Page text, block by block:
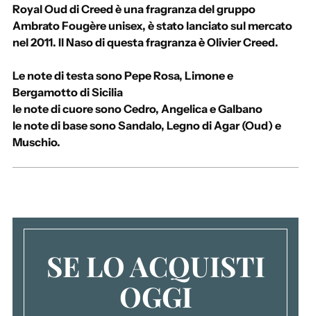
n
g
e
e
u
n
p
r
o
t
Royal Oud di Creed è una fragranza del gruppo
Ambrato Fougère unisex, è stato lanciato sul mercato
nel 2011. Il Naso di questa fragranza è Olivier Creed.
Le note di testa sono Pepe Rosa, Limone e
Bergamotto di Sicilia
le note di cuore sono Cedro, Angelica e Galbano
le note di base sono Sandalo, Legno di Agar (Oud) e
Muschio.
SE LO ACQUISTI
OGGI